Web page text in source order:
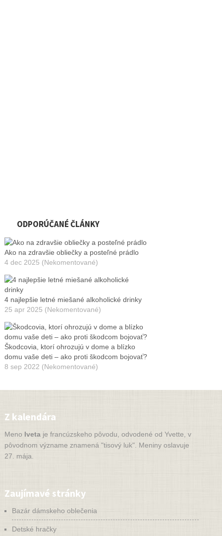
ODPORÚČANÉ ČLÁNKY
Ako na zdravšie obliečky a posteľné prádlo
4 dec 2025 (Nekomentované)
4 najlepšie letné miešané alkoholické drinky
25 apr 2025 (Nekomentované)
Škodcovia, ktorí ohrozujú v dome a blízko
domu vaše deti – ako proti škodcom bojovať?
8 sep 2022 (Nekomentované)
Z kalendára
Meno Ivetaje francúzskeho pôvodu, odvodené od Yvette, v
pôvodnom význame znamená "tisový luk". Meniny oslavuje
27. mája.
Zaujímavé stránky
Bazár dámskeho oblečenia
Detské hračky